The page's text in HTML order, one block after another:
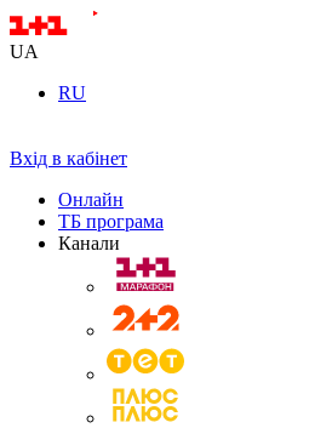
UA
RU
Вхід в кабінет
Онлайн
ТБ програма
Канали